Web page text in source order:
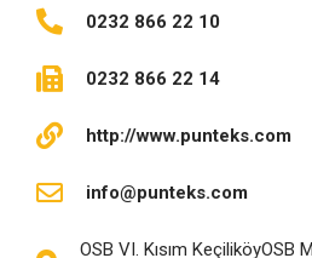
0232 866 22 10
0232 866 22 14
http://www.punteks.com
info@punteks.com
OSB VI. Kısım KeçiliköyOSB